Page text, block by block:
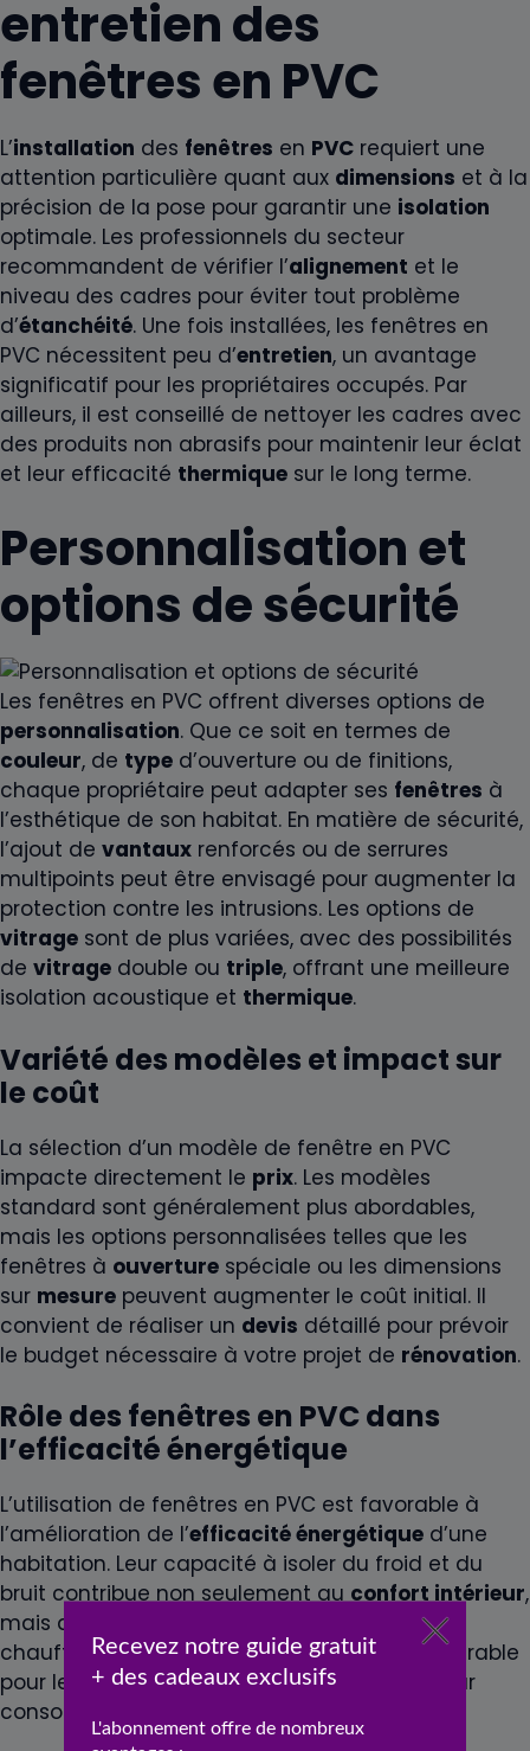
entretien des
fenêtres en PVC
L’installation des fenêtres en PVC requiert une
attention particulière quant aux dimensions et à la
précision de la pose pour garantir une isolation
optimale. Les professionnels du secteur
recommandent de vérifier l’alignement et le
niveau des cadres pour éviter tout problème
d’étanchéité. Une fois installées, les fenêtres en
PVC nécessitent peu d’entretien, un avantage
significatif pour les propriétaires occupés. Par
ailleurs, il est conseillé de nettoyer les cadres avec
des produits non abrasifs pour maintenir leur éclat
et leur efficacité thermique sur le long terme.
Personnalisation et
options de sécurité
Les fenêtres en PVC offrent diverses options de
personnalisation. Que ce soit en termes de
couleur, de type d’ouverture ou de finitions,
chaque propriétaire peut adapter ses fenêtres à
l’esthétique de son habitat. En matière de sécurité,
l’ajout de vantaux renforcés ou de serrures
multipoints peut être envisagé pour augmenter la
protection contre les intrusions. Les options de
vitrage sont de plus variées, avec des possibilités
de vitrage double ou triple, offrant une meilleure
isolation acoustique et thermique.
Variété des modèles et impact sur
le coût
La sélection d’un modèle de fenêtre en PVC
impacte directement le prix. Les modèles
standard sont généralement plus abordables,
mais les options personnalisées telles que les
fenêtres à ouverture spéciale ou les dimensions
sur mesure peuvent augmenter le coût initial. Il
convient de réaliser un devis détaillé pour prévoir
le budget nécessaire à votre projet de rénovation.
Rôle des fenêtres en PVC dans
l’efficacité énergétique
L’utilisation de fenêtres en PVC est favorable à
l’amélioration de l’efficacité énergétique d’une
habitation. Leur capacité à isoler du froid et du
bruit contribue non seulement auconfort intérieur,
mais de même à la réduction des coûts de
chauffage. Cela représente un atout considérable
pour les propriétaires soucieux d’optimiser leur
consommation énergétique.